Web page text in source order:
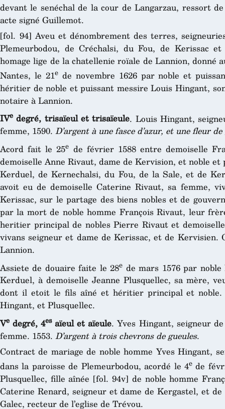
devant le senéchal de la cour de Langarzau, ressort
acte signé Guillemot.
[fol. 94] Aveu et dénombrement des terres,
Plemeurbodou, de Créchalsi, du Fou, de Kerissac
homage lige de la chatellenie roïale de Lannion, donné
Nantes, le 21ede novembre 1626 par noble et
héritier de noble et puissant messire Louis Hingant,
notaire à Lannion.
IVe degré, trisaïeul et trisaïeule. Louis Hingant,
femme, 1590. D’argent à une fasce d’azur, et une fleur
Acord fait le 25e de février 1588 entre demoiselle
demoiselle Anne Rivaut, dame de Kervision, et noble
Kerduel, de Kernechalsi, du Fou, de la Sale, et de
avoit eu de demoiselle Caterine Rivaut, sa femme,
Kerissac, sur le partage des biens nobles et de
par la mort de noble homme François Rivaut, leur
heritier principal de nobles Pierre Rivaut et
vivans seigneur et dame de Kerissac, et de
Lannion.
Assiete de douaire faite le 28e de mars 1576 par
Kerduel, à demoiselle Jeanne Plusquellec, sa mère,
dont il etoit le fils aîné et héritier principal et noble.
Hingant, et Plusquellec.
Ve degré, 4esaïeul et aïeule. Yves Hingant, seigneur
femme. 1553. D’argent à trois chevrons de gueules.
Contract de mariage de noble homme Yves Hingant,
dans la paroisse de Plemeurbodou, acordé le 4e de
Plusquellec, fille aînée [fol. 94v] de noble homme
Caterine Renard, seigneur et dame de Kergastel, et
Galec, recteur de l’eglise de Trévou.